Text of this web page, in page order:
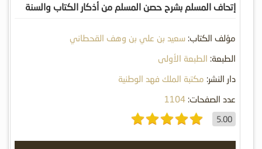
إتحاف المسلم بشرح حصن المسلم من أذكار الكتاب والسنة
مؤلف الكتاب: سعيد بن علي بن وهف القحطاني
الطبعة: الطبعة الأولى
دار النشر: مكتبة الملك فهد الوطنية
عدد الصفحات: 1104
5.00